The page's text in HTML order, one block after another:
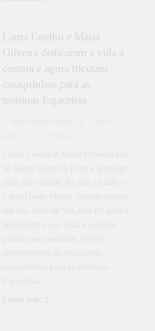
Laura Coelho e Maria
Oliveira dedicaram a vida à
costura e agora tricotam
casaquinhos para as
meninas fogaceiras
Leiam mais